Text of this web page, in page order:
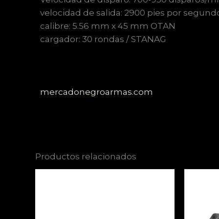
velocidad de salida: 2900 pies por
calibre: 5.56 mm x 45 mm OTAN
cargador: 30 rondas / STANAG
mercadonegroarmas.com
Productos relacionados